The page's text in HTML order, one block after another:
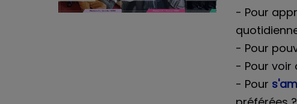
- Pour
- Pour
- Pour voir
- Pour